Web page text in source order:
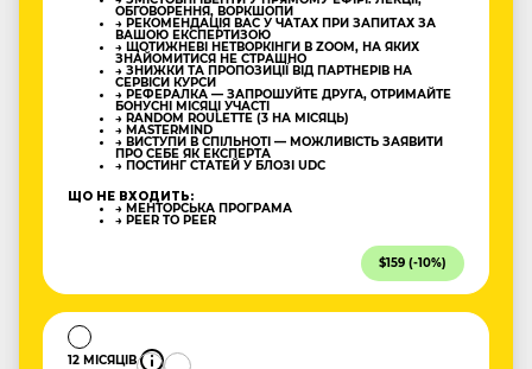
ОБГОВОРЕННЯ, ВОРКШОПИ
→ РЕКОМЕНДАЦІЯ ВАС У ЧАТАХ ПРИ ЗАПИТАХ ЗА
ВАШОЮ ЕКСПЕРТИЗОЮ
→ ЩОТИЖНЕВІ НЕТВОРКІНГИ В ZOOM, НА ЯКИХ
ЗНАЙОМИТИСЯ НЕ СТРАШНО
→ ЗНИЖКИ ТА ПРОПОЗИЦІЇ ВІД ПАРТНЕРІВ НА
СЕРВІСИ КУРСИ
→ РЕФЕРАЛКА — ЗАПРОШУЙТЕ ДРУГА, ОТРИМАЙТЕ
БОНУСНІ МІСЯЦІ УЧАСТІ
→ RANDOM ROULETTE (3 НА МІСЯЦЬ)
→ MASTERMIND
→ ВИСТУПИ В СПІЛЬНОТІ — МОЖЛИВІСТЬ ЗАЯВИТИ
ПРО СЕБЕ ЯК ЕКСПЕРТА
→ ПОСТИНГ СТАТЕЙ У БЛОЗІ UDC
ЩО НЕ ВХОДИТЬ:
→ МЕНТОРСЬКА ПРОГРАМА
→ PEER TO PEER
$159 (-10%)
12 МІСЯЦІВ